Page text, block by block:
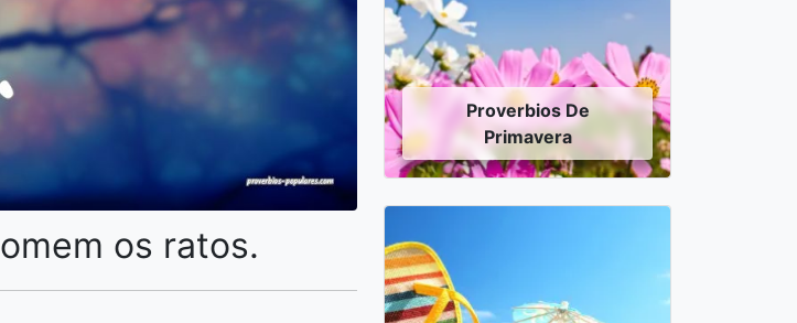
os ratos.
Proverbios De
Primavera